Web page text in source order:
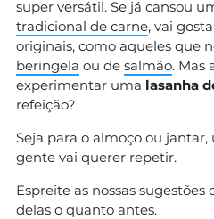
super versátil. Se já cansou
tradicional de carne, vai
originais, como aqueles que
beringela ou de salmão. Mas
experimentar uma lasanha
refeição?
Seja para o almoço ou jantar,
gente vai querer repetir.
Espreite as nossas
delas o quanto antes.